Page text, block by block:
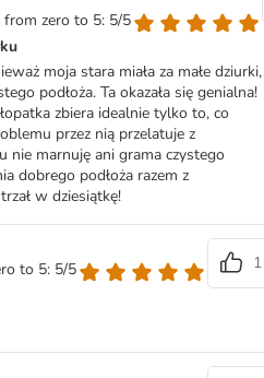
from zero to 5: 5/5
moja stara miała za małe dziurki,
podłoża. Ta okazała się genialna!
zbiera idealnie tylko to, co
przez nią przelatuje z
marnuję ani grama czystego
dobrego podłoża razem z
w dziesiątkę!
to 5: 5/5
1